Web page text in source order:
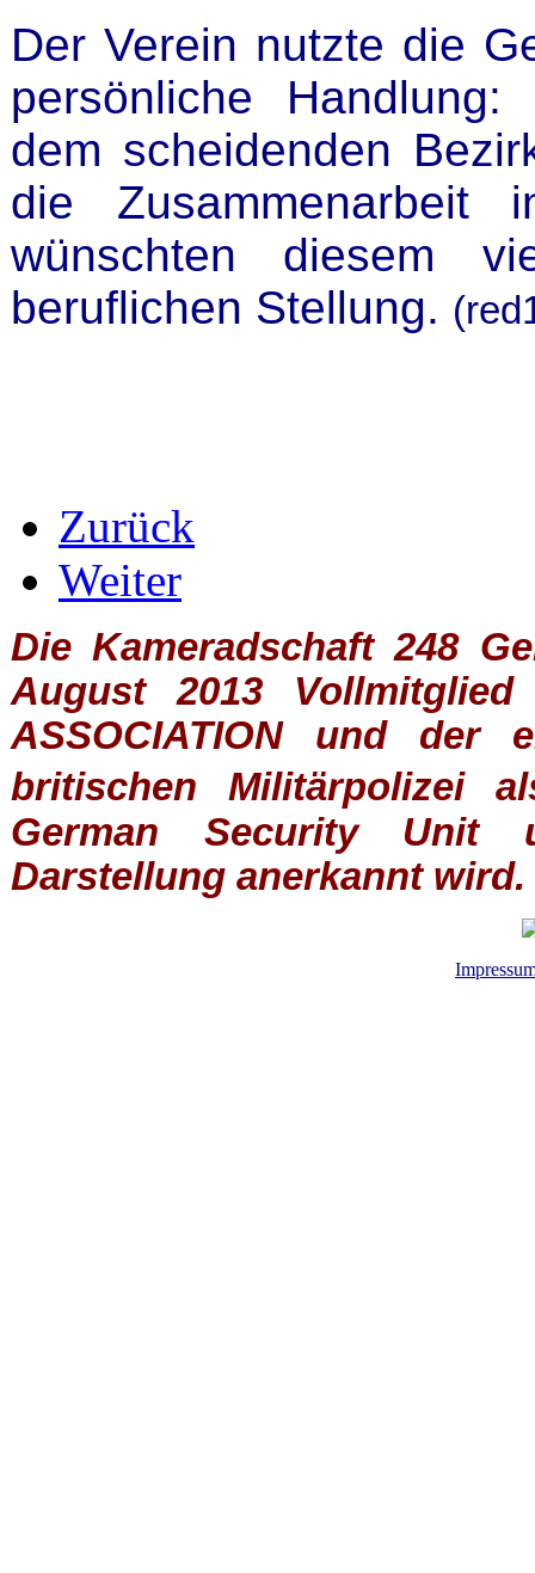
Der Verein nutzte die
persönliche
dem scheidenden
die
wünschten diesem
beruflichen Stellung.
Zurück
Weiter
Die Kameradschaft 248
August 2013
ASSOCIATIONund der
britischen
Militärpolizei
German Security Unit
Darstellung anerkannt wird.